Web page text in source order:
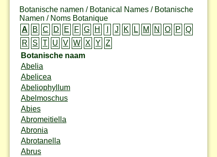
Botanische namen / Botanical Names / Botanische
Namen / Noms Botanique
A
B C D E F G H J K L M N O P
Q
R
S T U V W X Y
Z
Botanische naam
Abelia
Abelicea
Abeliophyllum
Abelmoschus
Abies
Abromeitiella
Abronia
Abrotanella
Abrus